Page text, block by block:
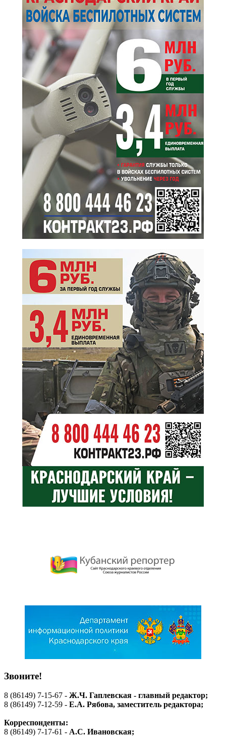
Звоните!
8 (86149) 7-15-67 - Ж.Ч. Гаплевская - главный редактор;
8 (86149) 7-12-59 - Е.А. Рябова, заместитель редактора;
Корреспонденты:
8 (86149) 7-17-61 - А.С. Ивановская;